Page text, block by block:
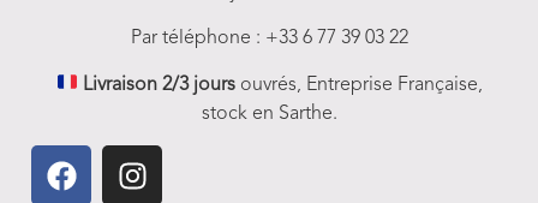
Par téléphone : +33 6 77 39 03 22
Livraison 2/3 joursouvrés, Entreprise Française,
stock en Sarthe.